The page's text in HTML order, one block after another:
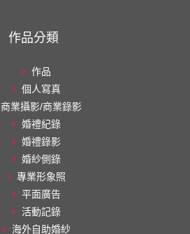
作品分類
作品
個人寫真
商業攝影/商業錄影
婚禮紀錄
婚禮錄影
婚紗側錄
專業形象照
平面廣告
活動記錄
海外自助婚紗